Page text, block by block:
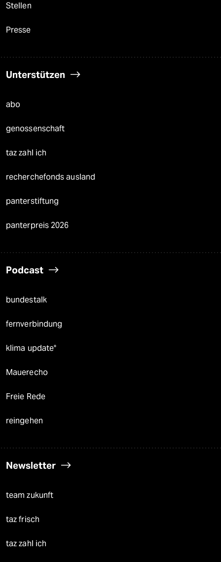
Stellen
Presse
Unterstützen
abo
genossenschaft
taz zahl ich
recherchefonds ausland
panterstiftung
panterpreis 2026
Podcast
bundestalk
fernverbindung
klima update°
Mauerecho
Freie Rede
reingehen
Newsletter
team zukunft
taz frisch
taz zahl ich